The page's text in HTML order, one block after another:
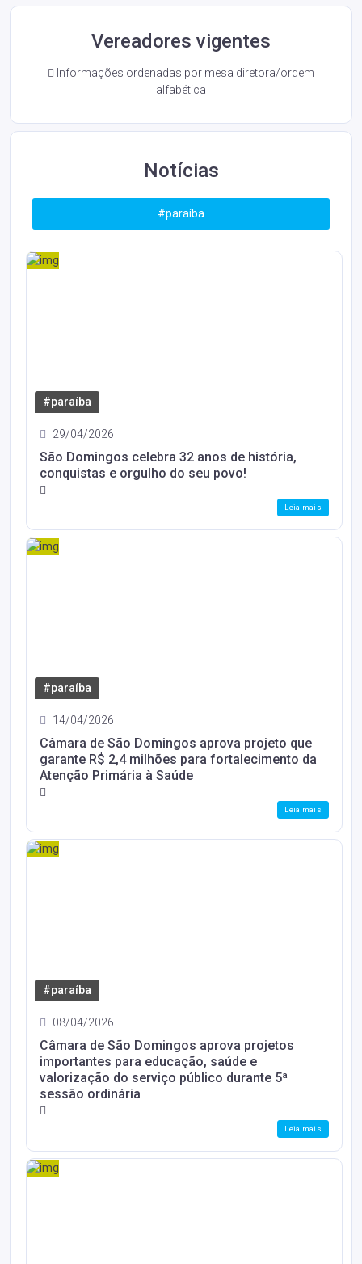
Vereadores vigentes
Informações ordenadas por mesa diretora/ordem
alfabética
Notícias
#paraíba
#paraíba
29/04/2026
São Domingos celebra 32 anos de história,
conquistas e orgulho do seu povo!
Leia mais
#paraíba
14/04/2026
Câmara de São Domingos aprova projeto que
garante R$ 2,4 milhões para fortalecimento da
Atenção Primária à Saúde
Leia mais
#paraíba
08/04/2026
Câmara de São Domingos aprova projetos
importantes para educação, saúde e
valorização do serviço público durante 5ª
sessão ordinária
Leia mais